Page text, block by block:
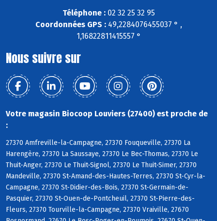
Téléphone :02 32 25 32 95
Coordonnées GPS :49,2284076455037 ° ,
1,16822811415557 °
Nous suivre sur
Votre magasin Biocoop Louviers (27400) est proche de
:
27370 Amfreville-la-Campagne, 27370 Fouqueville, 27370 La
Harengère, 27370 La Saussaye, 27370 Le Bec-Thomas, 27370 Le
Thuit-Anger, 27370 Le Thuit-Signol, 27370 Le Thuit-Simer, 27370
Mandeville, 27370 St-Amand-des-Hautes-Terres, 27370 St-Cyr-la-
Campagne, 27370 St-Didier-des-Bois, 27370 St-Germain-de-
Pasquier, 27370 St-Ouen-de-Pontcheuil, 27370 St-Pierre-des-
Fleurs, 27370 Tourville-la-Campagne, 27370 Vraiville, 27670